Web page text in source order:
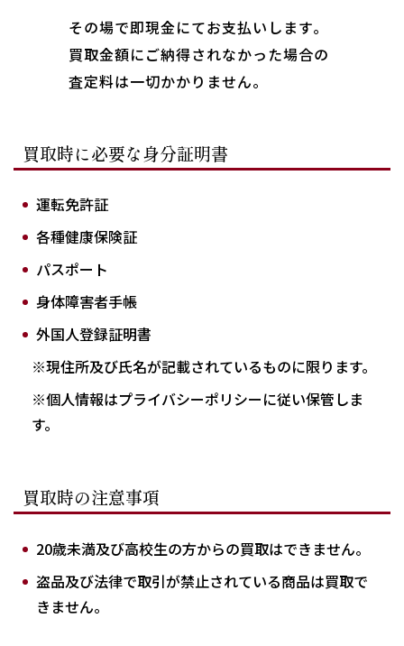
その場で即現金にてお支払いします｡
買取金額にご納得されなかった場合の
査定料は一切かかりません。
買取時に必要な身分証明書
運転免許証
各種健康保険証
パスポート
身体障害者手帳
外国人登録証明書
※現住所及び氏名が記載されているものに限ります。
※個人情報はプライバシーポリシーに従い保管しま
す。
買取時の注意事項
20歳未満及び高校生の方からの買取はできません。
盗品及び法律で取引が禁止されている商品は買取で
きません。